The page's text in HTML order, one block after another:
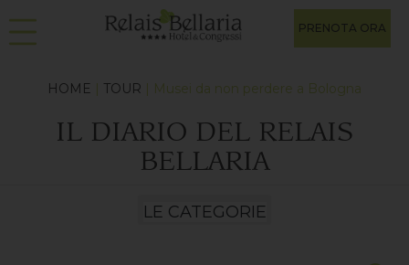
PRENOTA ORA
HOME | TOUR | Musei da non perdere a Bologna
IL DIARIO DEL RELAIS
BELLARIA